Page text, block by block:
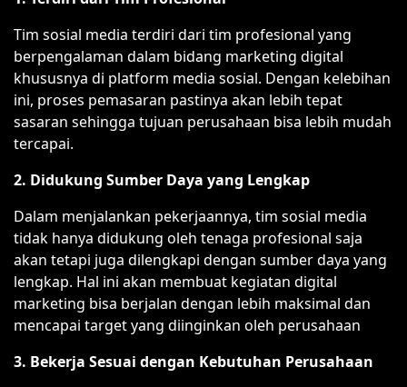
Tim sosial media terdiri dari tim profesional yang
berpengalaman dalam bidang marketing digital
khususnya di platform media sosial. Dengan kelebihan
ini, proses pemasaran pastinya akan lebih tepat
sasaran sehingga tujuan perusahaan bisa lebih mudah
tercapai.
2. Didukung Sumber Daya yang Lengkap
Dalam menjalankan pekerjaannya, tim sosial media
tidak hanya didukung oleh tenaga profesional saja
akan tetapi juga dilengkapi dengan sumber daya yang
lengkap. Hal ini akan membuat kegiatan digital
marketing bisa berjalan dengan lebih maksimal dan
mencapai target yang diinginkan oleh perusahaan
3. Bekerja Sesuai dengan Kebutuhan Perusahaan